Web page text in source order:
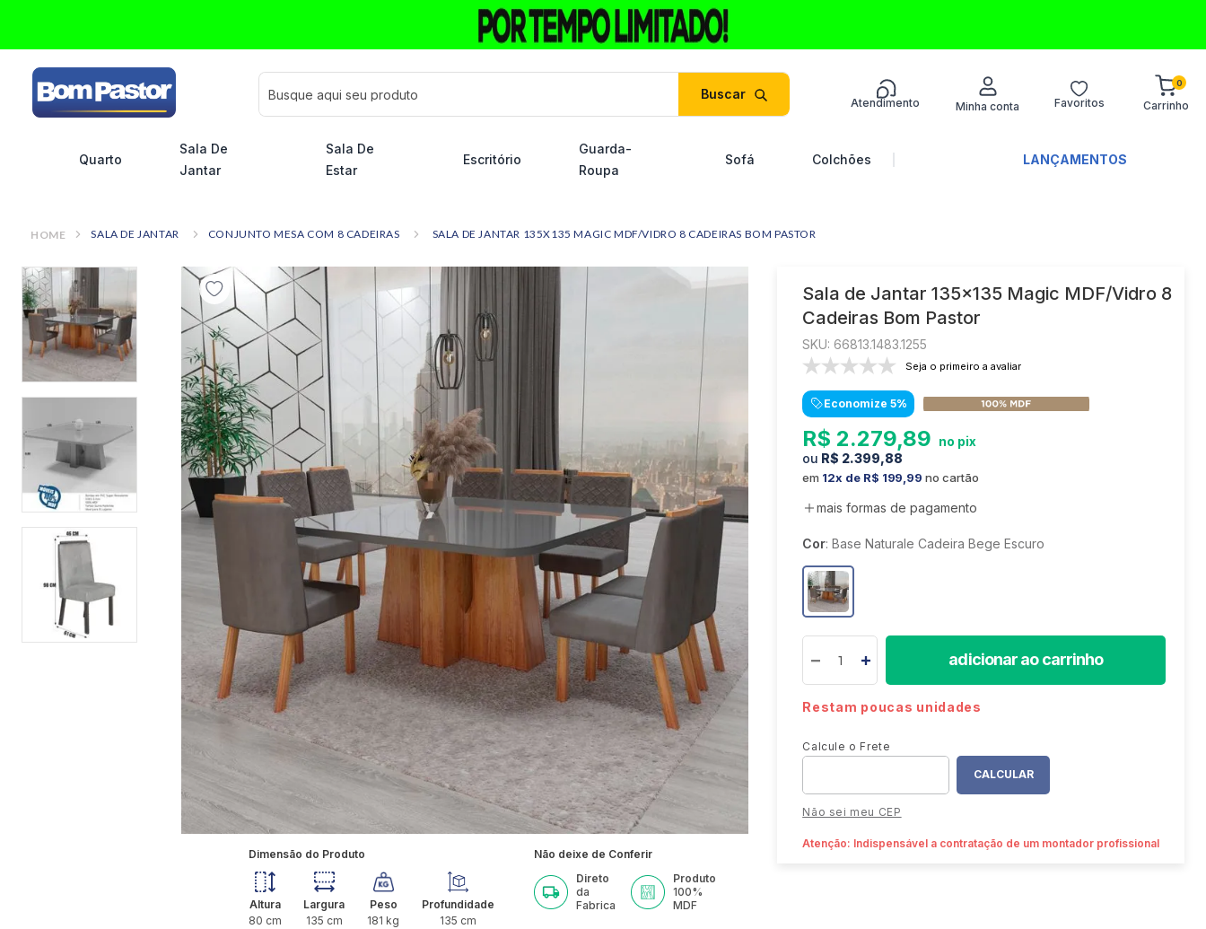
Busque aqui seu produto
Atendimento Favoritos
0
Quarto
Sala De
Jantar
Sala De
Estar
Escritório
Guarda-
Roupa
Sofá Colchões LANÇAMENTOS
SALA DE JANTAR CONJUNTO MESA COM 8 CADEIRAS SALA DE JANTAR 135X135 MAGIC MDF/VIDRO 8 CADEIRAS BOM PASTOR
Dimensão do Produto
Altura
80 cm
Largura
135 cm
Peso
181 kg
Profundidade
135 cm
Não deixe de Conferir
Direto
da
Fabrica
Produto
100%
MDF
Sala de Jantar 135x135 Magic MDF/Vidro 8
Cadeiras Bom Pastor
: 66813.1483.1255
Seja o primeiro a avaliar
Economize 5%
R$ 2.279,89
R$ 2.399,88
em 12 R$ 199 99 no cartão
mais formas de pagamento
Cor: Base Naturale Cadeira Bege Escuro
adicionar ao carrinho
Restam poucas unidades
Não sei meu CEP
Atenção: Indispensável a contratação de um montador profissional
buscados
4º
guarda-roupa
5º
guarda roupa
6º
guarda roupa casal
8º
sofá canto
9º
sofá retrátil
10 º mesa